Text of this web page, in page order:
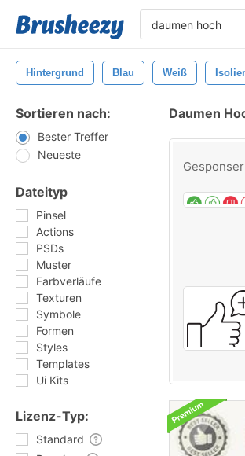
Hintergrund Blau Weiß
Sortieren nach:
Bester Treffer
Neueste
Dateityp
Pinsel
Actions
PSDs
Muster
Farbverläufe
Texturen
Symbole
Formen
Styles
Templates
Ui Kits
Lizenz-Typ:
Standard
Daumen